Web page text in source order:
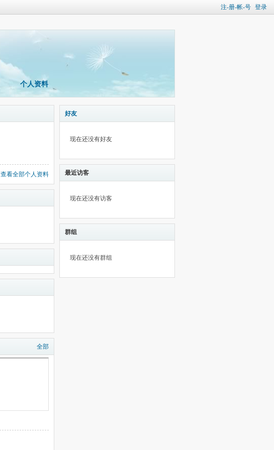
注-册-帐-号 登录
个人资料
查看全部个人资料
全部
好友
现在还没有好友
最近访客
现在还没有访客
群组
现在还没有群组